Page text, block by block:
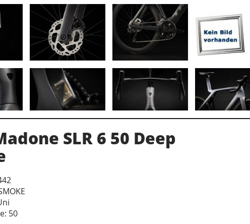
SLR 6 50 Deep
50